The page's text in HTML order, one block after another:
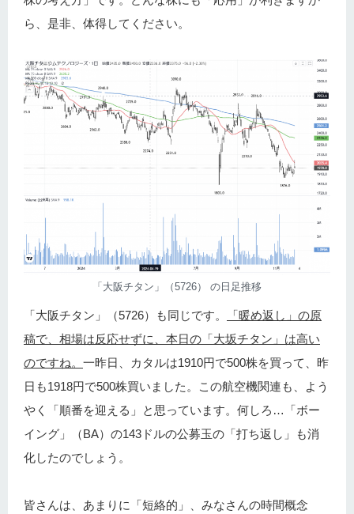
ら、是非、体得してください。
「大阪チタン」（5726） の日足推移
「大阪チタン」（5726）も同じです。
「暖め返し」の原
稿で、相場は反応せずに、本日の「大坂チタン」は高い
のですね。 一昨日、カタルは1910円で500株を買って、昨
日も1918円で500株買いました。この航空機関連も、よう
やく「順番を迎える」と思っています。何しろ…「ボー
イング」（BA）の143ドルの公募玉の「打ち返し」も消
化したのでしょう。
皆さんは、あまりに「短絡的」、みなさんの時間概念